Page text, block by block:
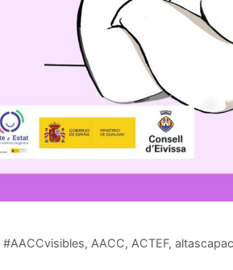
#AACCvisibles, AACC, ACTEF,